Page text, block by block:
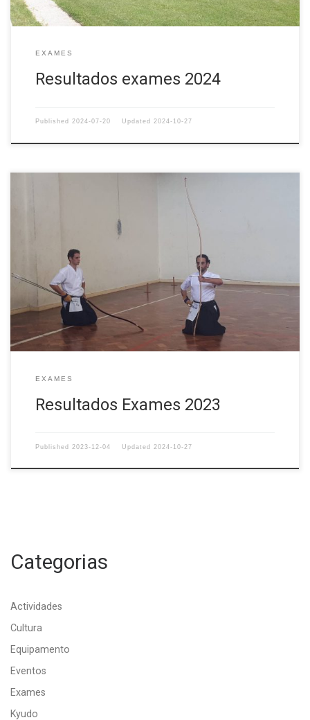
EXAMES
Resultados exames 2024
Published 2024-07-20 Updated 2024-10-27
EXAMES
Resultados Exames 2023
Published 2023-12-04 Updated 2024-10-27
Categorias
Actividades
Cultura
Equipamento
Eventos
Exames
Kyudo